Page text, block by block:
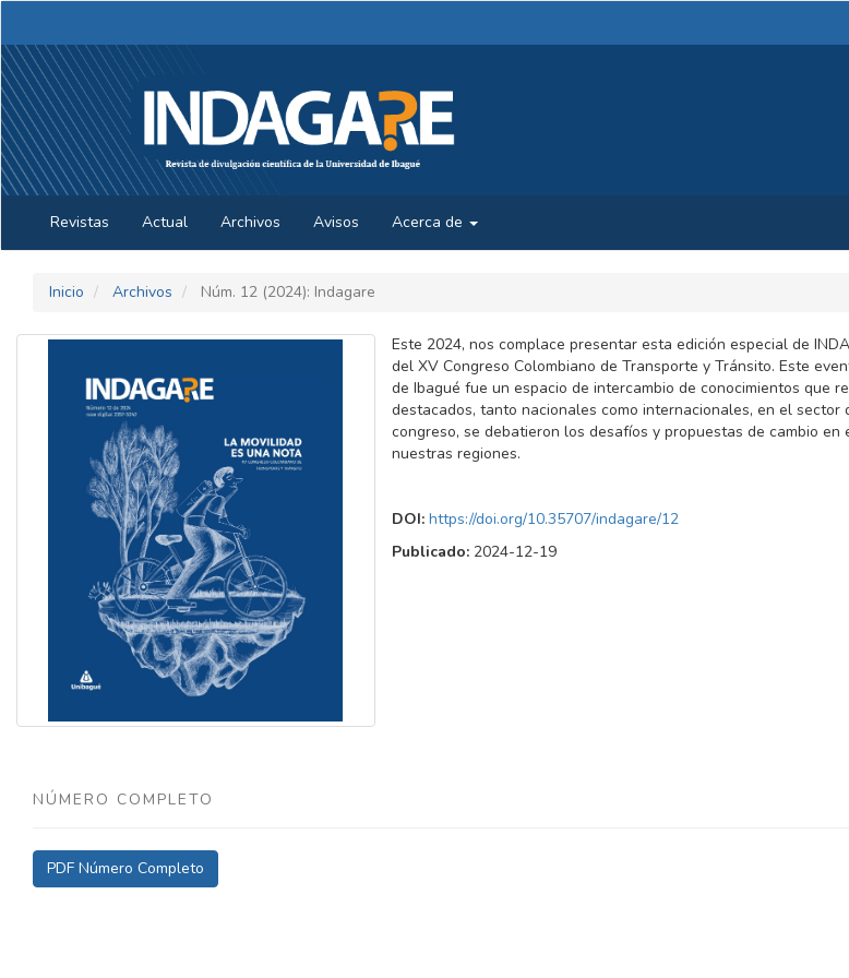
Contenido
principal
Barra
lateral
Revistas Actual Archivos Avisos Acerca de
Inicio Archivos Núm. 12 (2024): Indagare
Este 2024, nos complace presentar esta edición especial de
del XV Congreso Colombiano de Transporte y Tránsito. Este
de Ibagué fue un espacio de intercambio de conocimientos que
destacados, tanto nacionales como internacionales, en el sector
congreso, se debatieron los desafíos y propuestas de cambio
nuestras regiones.
DOI: https://doi.org/10.35707/indagare/12
Publicado: 2024-12-19
NÚMERO COMPLETO
PDF Número Completo